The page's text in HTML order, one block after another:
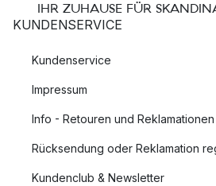
IHR ZUHAUSE FÜR
KUNDENSERVICE
Kundenservice
Impressum
Info - Retouren und Reklamationen
Rücksendung oder Reklamation
Kundenclub & Newsletter